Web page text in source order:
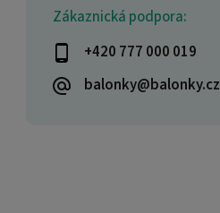
Zákaznická podpora:
+420 777 000 019
balonky@balonky.cz